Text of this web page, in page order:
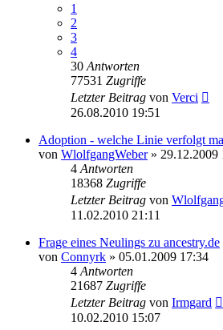
1
2
3
4
30 Antworten
77531 Zugriffe
Letzter Beitrag von Verci
26.08.2010 19:51
Adoption - welche Linie verfolgt
von WlolfgangWeber» 29.12.2009
4 Antworten
18368 Zugriffe
Letzter Beitrag von
11.02.2010 21:11
Frage eines Neulings zu ancestry.de
von Connyrk » 05.01.2009 17:34
4 Antworten
21687 Zugriffe
Letzter Beitrag von Irmgard
10.02.2010 15:07